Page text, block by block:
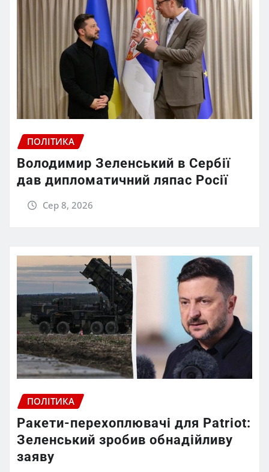
ПОЛІТИКА
Володимир Зеленський в Сербії
дав дипломатичний ляпас Росії
Сер 8, 2026
ПОЛІТИКА
Ракети-перехоплювачі для Patriot:
Зеленський зробив обнадійливу
заяву